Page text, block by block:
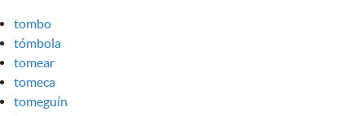
tombo
tómbola
tomear
tomeca
tomeguín